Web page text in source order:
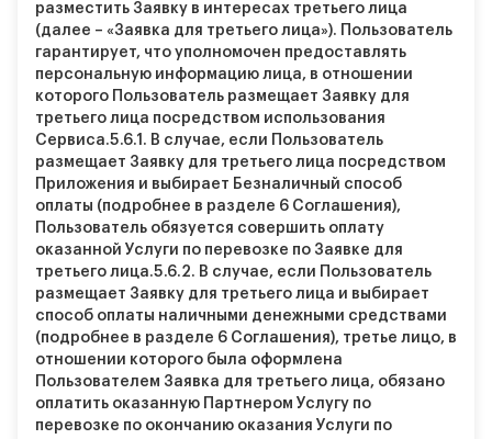
разместить Заявку в интересах третьего лица
(далее – «Заявка для третьего лица»). Пользователь
гарантирует, что уполномочен предоставлять
персональную информацию лица, в отношении
которого Пользователь размещает Заявку для
третьего лица посредством использования
Сервиса.5.6.1. В случае, если Пользователь
размещает Заявку для третьего лица посредством
Приложения и выбирает Безналичный способ
оплаты (подробнее в разделе 6 Соглашения),
Пользователь обязуется совершить оплату
оказанной Услуги по перевозке по Заявке для
третьего лица.5.6.2. В случае, если Пользователь
размещает Заявку для третьего лица и выбирает
способ оплаты наличными денежными средствами
(подробнее в разделе 6 Соглашения), третье лицо, в
отношении которого была оформлена
Пользователем Заявка для третьего лица, обязано
оплатить оказанную Партнером Услугу по
перевозке по окончанию оказания Услуги по